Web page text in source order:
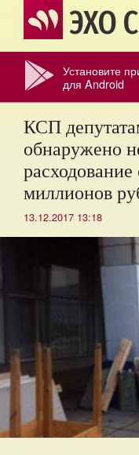
ЭХО
Установите
для Android
КСП
обнаружено
миллионов
13.12.2017 13:18